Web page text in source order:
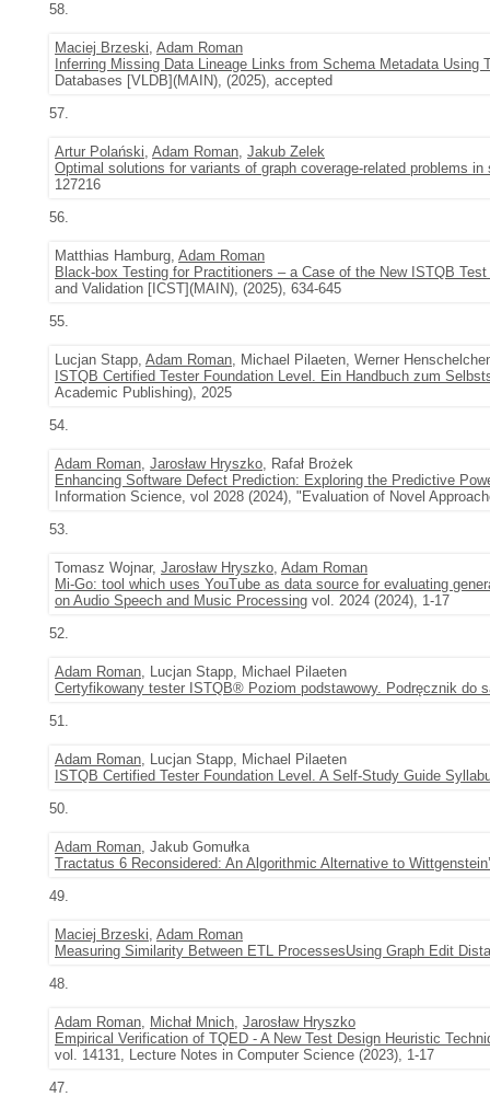
58.
Maciej Brzeski, Adam Roman
Inferring Missing Data Lineage Links from Schema Metadata Using
Databases [VLDB](MAIN), (2025), accepted
57.
Artur Polański, Adam Roman, Jakub Zelek
Optimal solutions for variants of graph coverage-related problems
127216
56.
Matthias Hamburg, Adam Roman
Black-box Testing for Practitioners – a Case of the New ISTQB
and Validation [ICST](MAIN), (2025), 634-645
55.
Lucjan Stapp, Adam Roman, Michael Pilaeten, Werner
ISTQB Certified Tester Foundation Level. Ein Handbuch zum
Academic Publishing), 2025
54.
Adam Roman, Jarosław Hryszko, Rafał Brożek
Enhancing Software Defect Prediction: Exploring the Predictive
Information Science, vol 2028 (2024), "Evaluation of Novel
53.
Tomasz Wojnar, Jarosław Hryszko, Adam Roman
Mi-Go: tool which uses YouTube as data source for evaluating
on Audio Speech and Music Processing vol. 2024 (2024), 1-17
52.
Adam Roman, Lucjan Stapp, Michael Pilaeten
Certyfikowany tester ISTQB® Poziom podstawowy. Podręcznik do
51.
Adam Roman, Lucjan Stapp, Michael Pilaeten
ISTQB Certified Tester Foundation Level. A Self-Study Guide
50.
Adam Roman, Jakub Gomułka
Tractatus 6 Reconsidered: An Algorithmic Alternative to
49.
Maciej Brzeski, Adam Roman
Measuring Similarity Between ETL ProcessesUsing Graph Edit
48.
Adam Roman, Michał Mnich, Jarosław Hryszko
Empirical Verification of TQED - A New Test Design Heuristic
vol. 14131, Lecture Notes in Computer Science (2023), 1-17
47.